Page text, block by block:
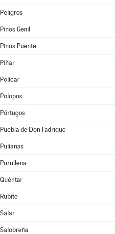
Peligros
Pinos Genil
Pinos Puente
Píñar
Polícar
Polopos
Pórtugos
Puebla de Don Fadrique
Pulianas
Purullena
Quéntar
Rubite
Salar
Salobreña